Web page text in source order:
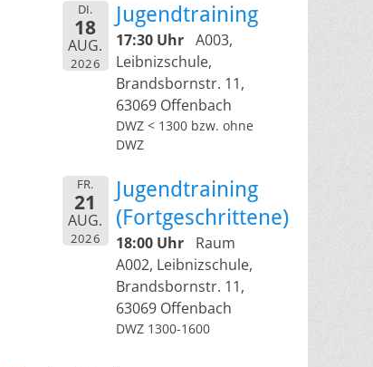
DI.
18
AUG.
2026
Jugendtraining
17:30 Uhr A003,
Leibnizschule,
Brandsbornstr. 11,
63069 Offenbach
DWZ < 1300 bzw. ohne
DWZ
FR.
21
AUG.
2026
Jugendtraining
(Fortgeschrittene)
18:00 Uhr
Raum
A002, Leibnizschule,
Brandsbornstr. 11,
63069 Offenbach
DWZ 1300-1600